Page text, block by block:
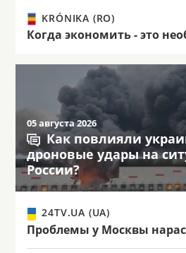
KRÓNIKA (RO)
Когда экономить - это
05 августа 2026
Как повлияли
дроновые удары на
России?
24TV.UA (UA)
Проблемы у Москвы